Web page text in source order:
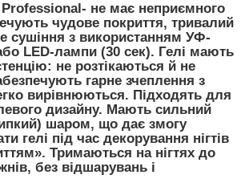
Professional- не має неприємного
чудове покриття, тривалий
сушіння з використанням УФ-
LED-лампи (30 сек). Гелі мають
не розтікаються й не
гарне зчеплення з
вирівнюються. Підходять для
дизайну. Мають сильний
шаром, що дає змогу
гелі під час декорування нігтів
Тримаються на нігтях до
без відшарувань і